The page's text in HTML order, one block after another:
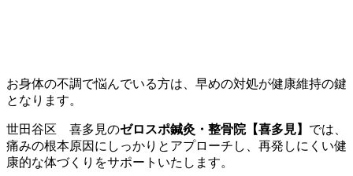
お身体の不調で悩んでいる方は、早めの対処が健康維持の鍵
となります。
世田谷区 喜多見のゼロスポ鍼灸・整骨院【喜多見】 では、
痛みの根本原因にしっかりとアプローチし、再発しにくい健
康的な体づくりをサポートいたします。